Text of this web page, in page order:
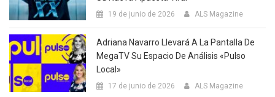
19 de junio de 2026 ALS Magazine
Adriana Navarro Llevará A La Pantalla De
MegaTV Su Espacio De Análisis «Pulso
Local»
17 de junio de 2026 ALS Magazine